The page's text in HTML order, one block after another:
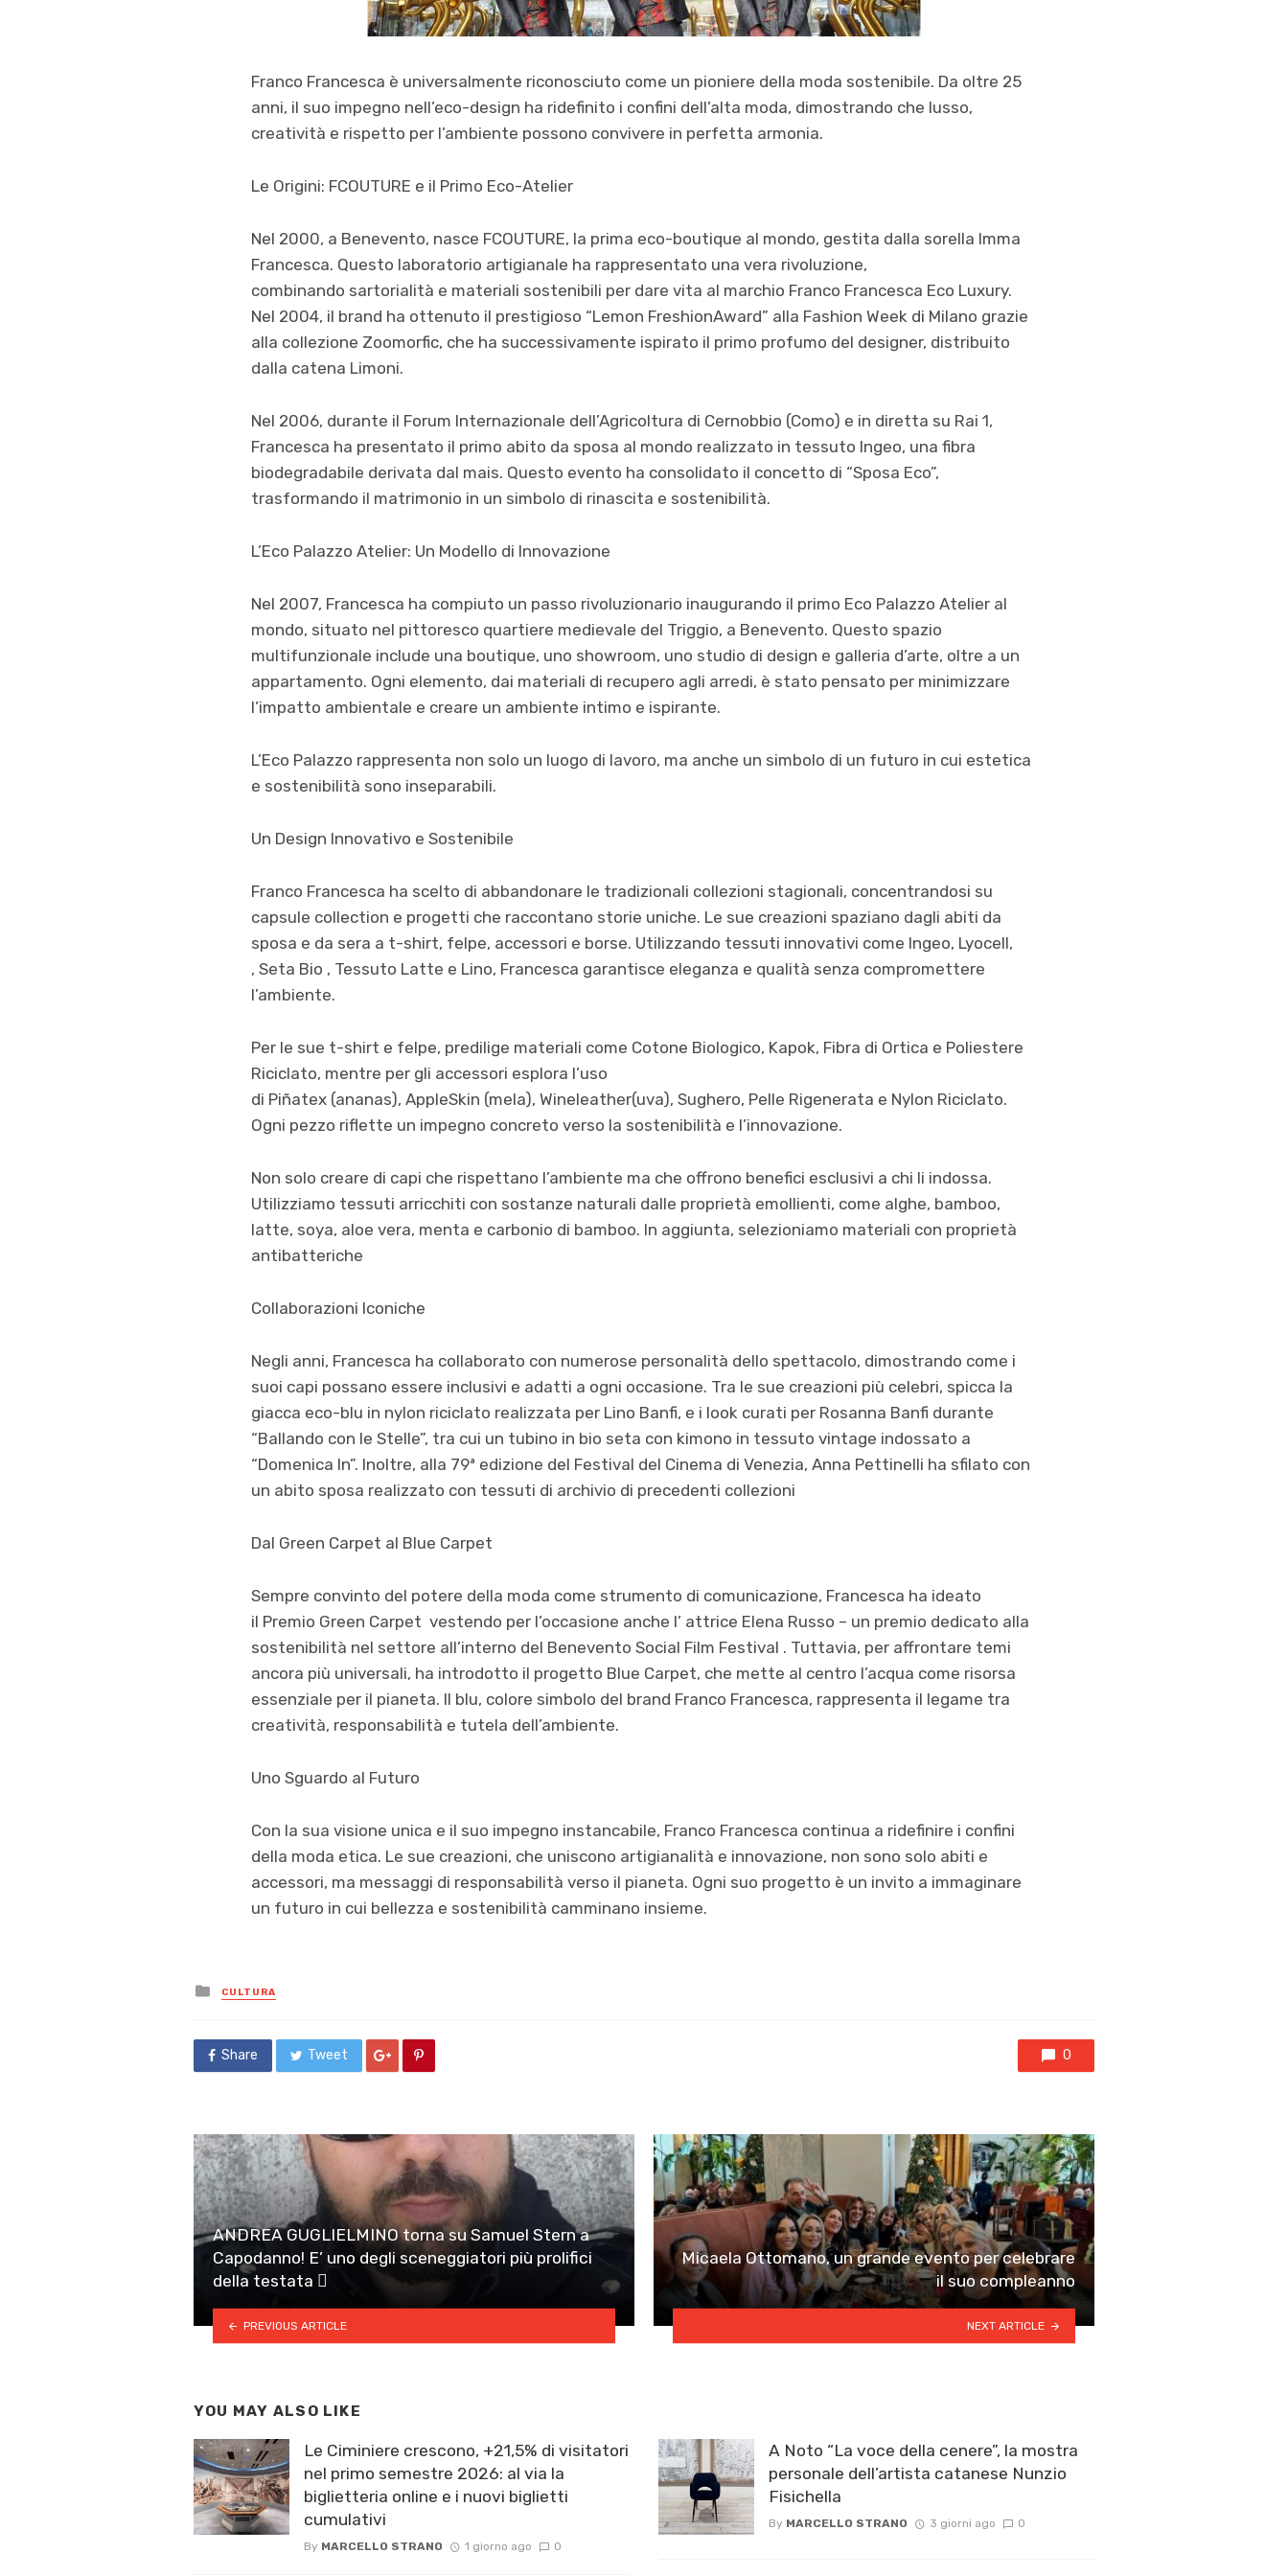
Franco Francesca è universalmente riconosciuto come un pioniere della moda sostenibile. Da oltre 25
anni, il suo impegno nell’eco-design ha ridefinito i confini dell’alta moda, dimostrando che lusso,
creatività e rispetto per l’ambiente possono convivere in perfetta armonia.
Le Origini: FCOUTURE e il Primo Eco-Atelier
Nel 2000, a Benevento, nasce FCOUTURE, la prima eco-boutique al mondo, gestita dalla sorella Imma
Francesca. Questo laboratorio artigianale ha rappresentato una vera rivoluzione,
combinando sartorialità e materiali sostenibili per dare vita al marchio Franco Francesca Eco Luxury.
Nel 2004, il brand ha ottenuto il prestigioso “Lemon FreshionAward” alla Fashion Week di Milano grazie
alla collezione Zoomorfic, che ha successivamente ispirato il primo profumo del designer, distribuito
dalla catena Limoni.
Nel 2006, durante il Forum Internazionale dell’Agricoltura di Cernobbio (Como) e in diretta su Rai 1,
Francesca ha presentato il primo abito da sposa al mondo realizzato in tessuto Ingeo, una fibra
biodegradabile derivata dal mais. Questo evento ha consolidato il concetto di “Sposa Eco”,
trasformando il matrimonio in un simbolo di rinascita e sostenibilità.
L’Eco Palazzo Atelier: Un Modello di Innovazione
Nel 2007, Francesca ha compiuto un passo rivoluzionario inaugurando il primo Eco Palazzo Atelier al
mondo, situato nel pittoresco quartiere medievale del Triggio, a Benevento. Questo spazio
multifunzionale include una boutique, uno showroom, uno studio di design e galleria d’arte, oltre a un
appartamento. Ogni elemento, dai materiali di recupero agli arredi, è stato pensato per minimizzare
l’impatto ambientale e creare un ambiente intimo e ispirante.
L’Eco Palazzo rappresenta non solo un luogo di lavoro, ma anche un simbolo di un futuro in cui estetica
e sostenibilità sono inseparabili.
Un Design Innovativo e Sostenibile
Franco Francesca ha scelto di abbandonare le tradizionali collezioni stagionali, concentrandosi su
capsule collection e progetti che raccontano storie uniche. Le sue creazioni spaziano dagli abiti da
sposa e da sera a t-shirt, felpe, accessori e borse. Utilizzando tessuti innovativi come Ingeo, Lyocell,
, Seta Bio , Tessuto Latte e Lino, Francesca garantisce eleganza e qualità senza compromettere
l’ambiente.
Per le sue t-shirt e felpe, predilige materiali come Cotone Biologico, Kapok, Fibra di Ortica e Poliestere
Riciclato, mentre per gli accessori esplora l’uso
di Piñatex (ananas), AppleSkin (mela), Wineleather(uva), Sughero, Pelle Rigenerata e Nylon Riciclato.
Ogni pezzo riflette un impegno concreto verso la sostenibilità e l’innovazione.
Non solo creare di capi che rispettano l’ambiente ma che offrono benefici esclusivi a chi li indossa.
Utilizziamo tessuti arricchiti con sostanze naturali dalle proprietà emollienti, come alghe, bamboo,
latte, soya, aloe vera, menta e carbonio di bamboo. In aggiunta, selezioniamo materiali con proprietà
antibatteriche
Collaborazioni Iconiche
Negli anni, Francesca ha collaborato con numerose personalità dello spettacolo, dimostrando come i
suoi capi possano essere inclusivi e adatti a ogni occasione. Tra le sue creazioni più celebri, spicca la
giacca eco-blu in nylon riciclato realizzata per Lino Banfi, e i look curati per Rosanna Banfi durante
“Ballando con le Stelle”, tra cui un tubino in bio seta con kimono in tessuto vintage indossato a
“Domenica In”. Inoltre, alla 79ª edizione del Festival del Cinema di Venezia, Anna Pettinelli ha sfilato con
un abito sposa realizzato con tessuti di archivio di precedenti collezioni
Dal Green Carpet al Blue Carpet
Sempre convinto del potere della moda come strumento di comunicazione, Francesca ha ideato
il Premio Green Carpet vestendo per l’occasione anche l’ attrice Elena Russo – un premio dedicato alla
sostenibilità nel settore all’interno del Benevento Social Film Festival . Tuttavia, per affrontare temi
ancora più universali, ha introdotto il progetto Blue Carpet, che mette al centro l’acqua come risorsa
essenziale per il pianeta. Il blu, colore simbolo del brand Franco Francesca, rappresenta il legame tra
creatività, responsabilità e tutela dell’ambiente.
Uno Sguardo al Futuro
Con la sua visione unica e il suo impegno instancabile, Franco Francesca continua a ridefinire i confini
della moda etica. Le sue creazioni, che uniscono artigianalità e innovazione, non sono solo abiti e
accessori, ma messaggi di responsabilità verso il pianeta. Ogni suo progetto è un invito a immaginare
un futuro in cui bellezza e sostenibilità camminano insieme.
Posted
in
CULTURA
Share Tweet 0
ANDREA GUGLIELMINO torna su Samuel Stern a
Capodanno! E’ uno degli sceneggiatori più prolifici
della testata 
PREVIOUS ARTICLE
Micaela Ottomano, un grande evento per celebrare
il suo compleanno
NEXT ARTICLE
YOU MAY ALSO LIKE
Le Ciminiere crescono, +21,5% di visitatori
nel primo semestre 2026: al via la
biglietteria online e i nuovi biglietti
cumulativi
By MARCELLO STRANO 1 giorno ago 0
A Noto “La voce della cenere”, la mostra
personale dell’artista catanese Nunzio
Fisichella
By MARCELLO STRANO 3 giorni ago 0